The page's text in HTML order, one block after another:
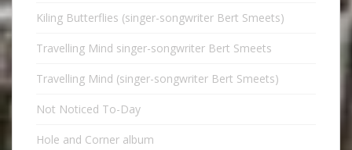
Kiling Butterflies (singer-songwriter Bert Smeets)
Travelling Mind singer-songwriter Bert Smeets
Travelling Mind (singer-songwriter Bert Smeets)
Not Noticed To-Day
Hole and Corner album